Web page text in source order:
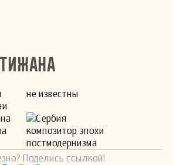
не известны
Сербия
композитор эпохи
постмодернизма
Поделись ссылкой!